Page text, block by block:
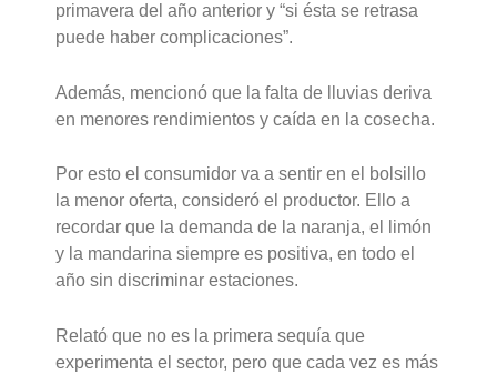
primavera del año anterior y “si ésta se retrasa
puede haber complicaciones”.
Además, mencionó que la falta de lluvias deriva
en menores rendimientos y caída en la cosecha.
Por esto el consumidor va a sentir en el bolsillo
la menor oferta, consideró el productor. Ello a
recordar que la demanda de la naranja, el limón
y la mandarina siempre es positiva, en todo el
año sin discriminar estaciones.
Relató que no es la primera sequía que
experimenta el sector, pero que cada vez es más